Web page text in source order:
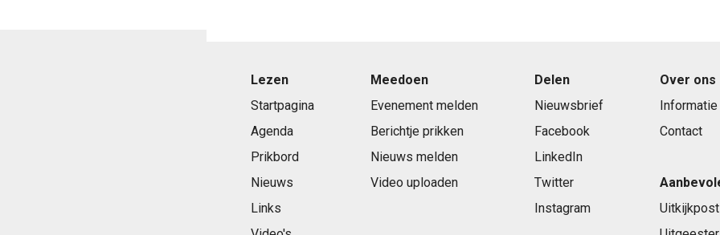
Lezen
Startpagina
Agenda
Prikbord
Nieuws
Links
Meedoen
Evenement melden
Berichtje prikken
Nieuws melden
Video uploaden
Delen
Nieuwsbrief
Facebook
LinkedIn
Twitter
Instagram
Over ons
Informatie
Contact
Uitkijkpost